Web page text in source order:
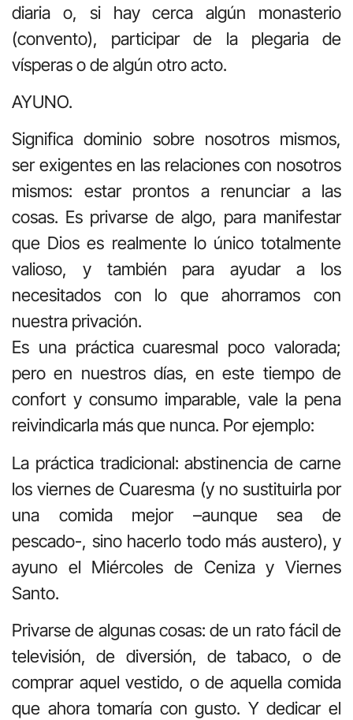
diaria o, si hay cerca algún monasterio
(convento), participar de la plegaria de
vísperas o de algún otro acto.
AYUNO.
Significa dominio sobre nosotros mismos,
ser exigentes en las relaciones con nosotros
mismos: estar prontos a renunciar a las
cosas. Es privarse de algo, para manifestar
que Dios es realmente lo único totalmente
valioso, y también para ayudar a los
necesitados con lo que ahorramos con
nuestra privación.
Es una práctica cuaresmal poco valorada;
pero en nuestros días, en este tiempo de
confort y consumo imparable, vale la pena
reivindicarla más que nunca. Por ejemplo:
La práctica tradicional: abstinencia de carne
los viernes de Cuaresma (y no sustituirla por
una comida mejor –aunque sea de
pescado-, sino hacerlo todo más austero), y
ayuno el Miércoles de Ceniza y Viernes
Santo.
Privarse de algunas cosas: de un rato fácil de
televisión, de diversión, de tabaco, o de
comprar aquel vestido, o de aquella comida
que ahora tomaría con gusto. Y dedicar el